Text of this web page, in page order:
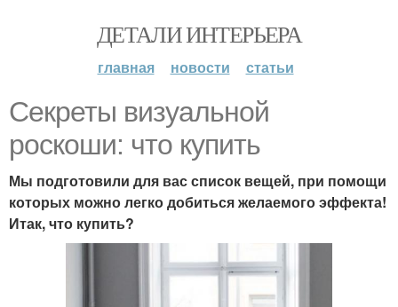
ДЕТАЛИ ИНТЕРЬЕРА
главная новости статьи
Секреты визуальной
роскоши: что купить
Мы подготовили для вас список вещей, при помощи
которых можно легко добиться желаемого эффекта!
Итак, что купить?